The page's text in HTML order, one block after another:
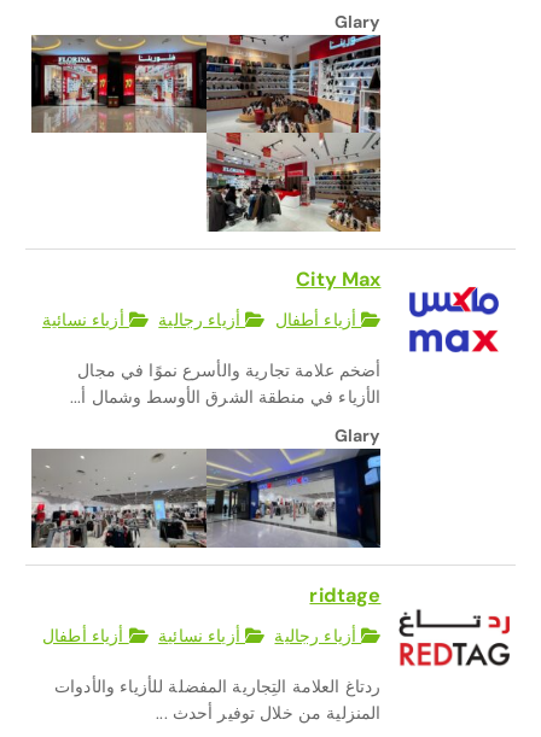
Glary
City Max
أزياء أطفال أزياء رجالية أزياء نسائية
أضخم علامة تجارية والأسرع نموًا في مجال
الأزياء في منطقة الشرق الأوسط وشمال أ...
Glary
ridtage
أزياء رجالية أزياء نسائية أزياء أطفال
ردتاغ العلامة التِجارية المفضلة للأزياء والأدوات
المنزلية من خلال توفير أحدث ...